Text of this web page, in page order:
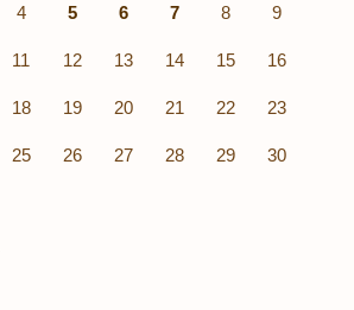
4 5 6 7 8 9
11 12 13 14 15 16
18 19 20 21 22 23
25 26 27 28 29 30